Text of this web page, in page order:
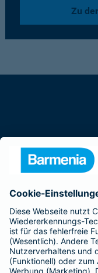
Zu
Barmenia